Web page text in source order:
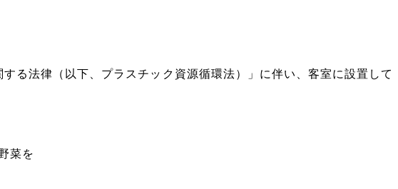
る法律（以下、プラスチック資源循環法）」に伴い、 客室に設置して
菜を